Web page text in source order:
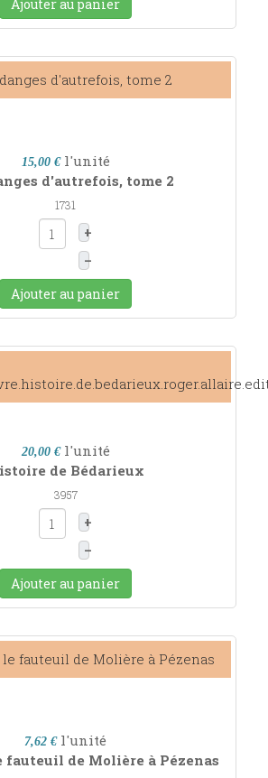
Ajouter au panier
15,00 € l'unité
d'autrefois, tome 2
1731
+
–
Ajouter au panier
20,00 € l'unité
de Bédarieux
3957
+
–
Ajouter au panier
7,62 € l'unité
fauteuil de Molière à Pézenas